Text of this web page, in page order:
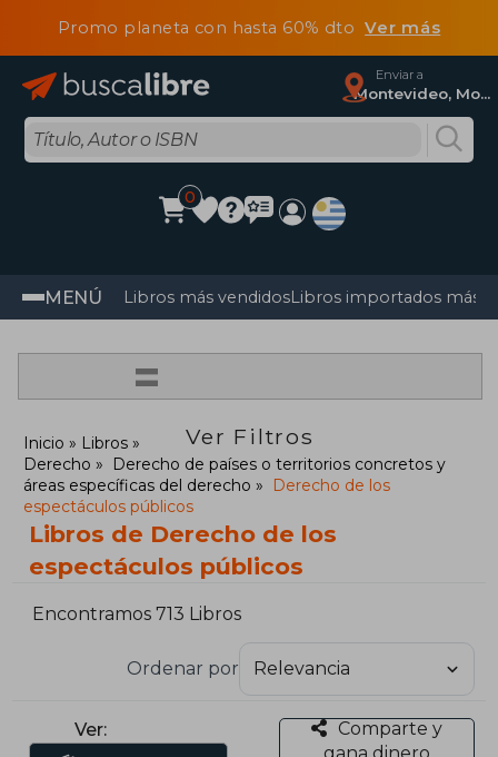
Promo planeta con hasta 60% dtoVer más
Enviar a
Montevideo, Montevideo
0
MENÚ Libros más vendidosLibros importados más
=
Ver Filtros
Inicio
Libros
Derecho
Derecho de países o territorios concretos y
áreas específicas del derecho
Derecho de los
espectáculos públicos
Libros de Derecho de los
espectáculos públicos
Encontramos 713 Libros
Ordenar por
Ver:
Comparte y
gana dinero